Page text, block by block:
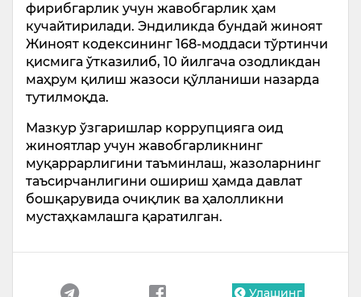
фирибгарлик учун жавобгарлик ҳам
кучайтирилади. Эндиликда бундай жиноят
Жиноят кодексининг 168-моддаси тўртинчи
қисмига ўтказилиб, 10 йилгача озодликдан
маҳрум қилиш жазоси қўлланиши назарда
тутилмоқда.
Мазкур ўзгаришлар коррупцияга оид
жиноятлар учун жавобгарликнинг
муқаррарлигини таъминлаш, жазоларнинг
таъсирчанлигини ошириш ҳамда давлат
бошқарувида очиқлик ва ҳалолликни
мустаҳкамлашга қаратилган.
Улашинг